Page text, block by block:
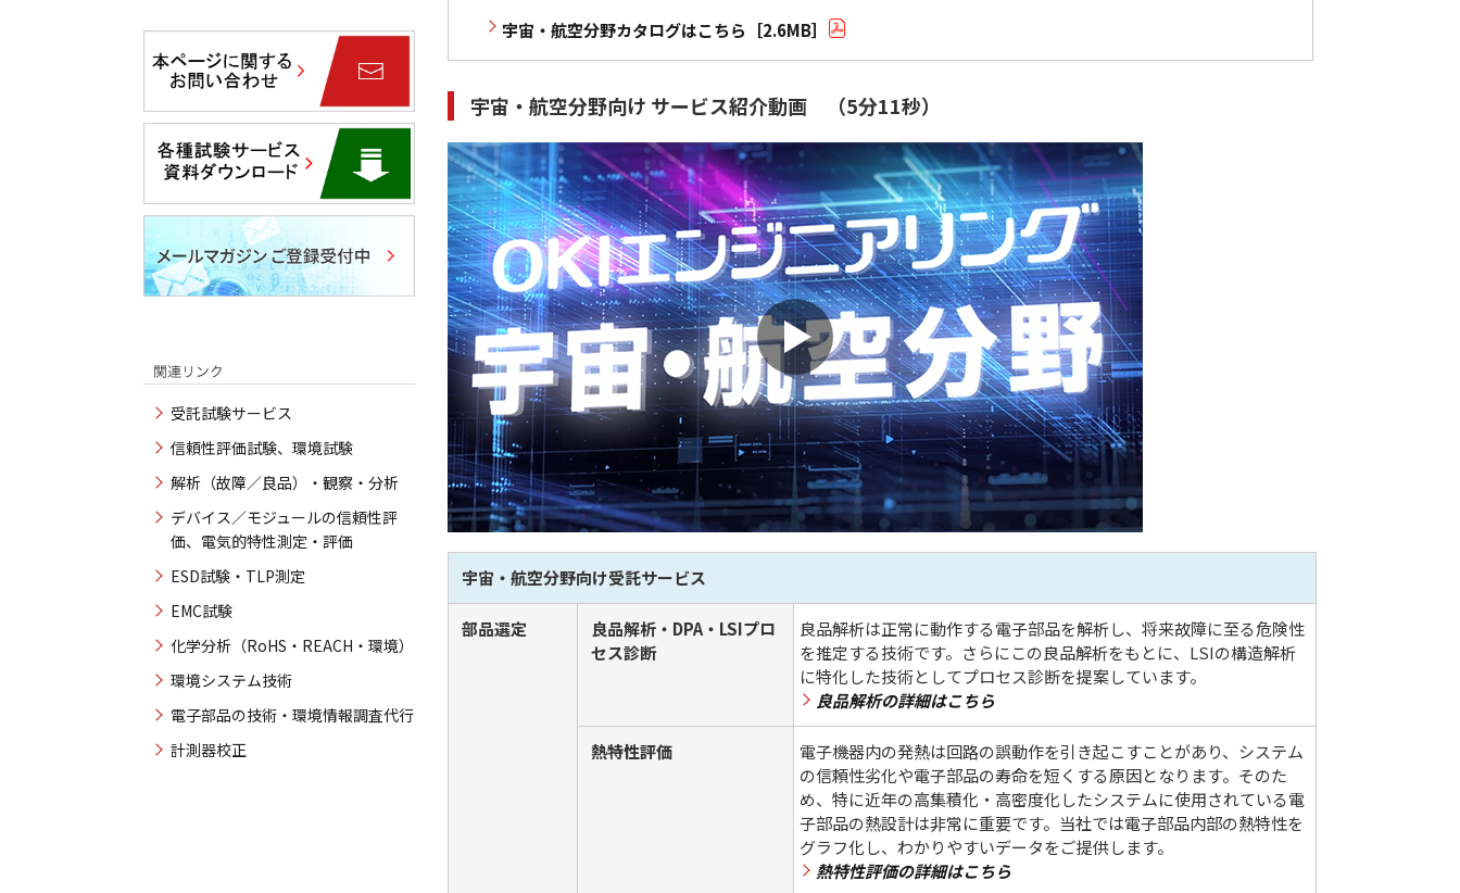
宇宙・航空分野カタログはこちら［2.6MB］
宇宙・航空分野向け サービス紹介動画 （5分11秒）
宇宙・航空分野向け受託サービス
部品選定
良品解析・DPA・LSIプロ
セス診断
良品解析は正常に動作する電子部品を解析し、将来故障に至る危険性
を推定する技術です。さらにこの良品解析をもとに、LSIの構造解析
に特化した技術としてプロセス診断を提案しています。
良品解析の詳細はこちら
熱特性評価
電子機器内の発熱は回路の誤動作を引き起こすことがあり、システム
の信頼性劣化や電子部品の寿命を短くする原因となります。そのた
め、特に近年の高集積化・高密度化したシステムに使用されている電
子部品の熱設計は非常に重要です。当社では電子部品内部の熱特性を
グラフ化し、わかりやすいデータをご提供します。
熱特性評価の詳細はこちら
受託試験サービス
信頼性評価試験、環境試験
解析（故障／良品）・観察・分析
デバイス／モジュールの信頼性評
価、電気的特性測定・評価
ESD試験・TLP測定
EMC試験
化学分析（RoHS・REACH・環境）
環境システム技術
電子部品の技術・環境情報調査代行
計測器校正